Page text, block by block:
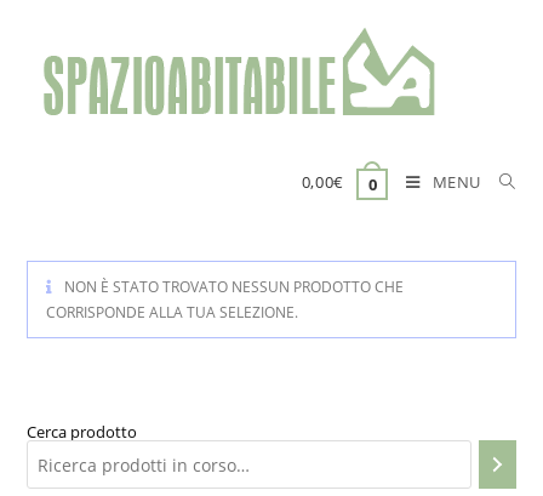
contenuto
0,00€ 0 MENU
NON È STATO TROVATO NESSUN PRODOTTO CHE
CORRISPONDE ALLA TUA SELEZIONE.
Cerca prodotto